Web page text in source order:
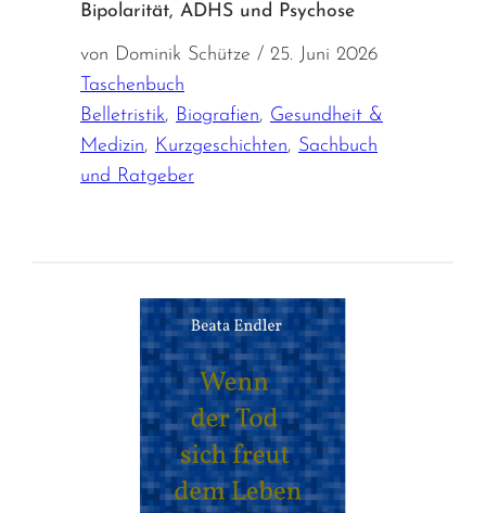
Bipolarität, ADHS und Psychose
von Dominik Schütze / 25. Juni 2026
Taschenbuch
Belletristik, Biografien, Gesundheit &
Medizin, Kurzgeschichten, Sachbuch
und Ratgeber